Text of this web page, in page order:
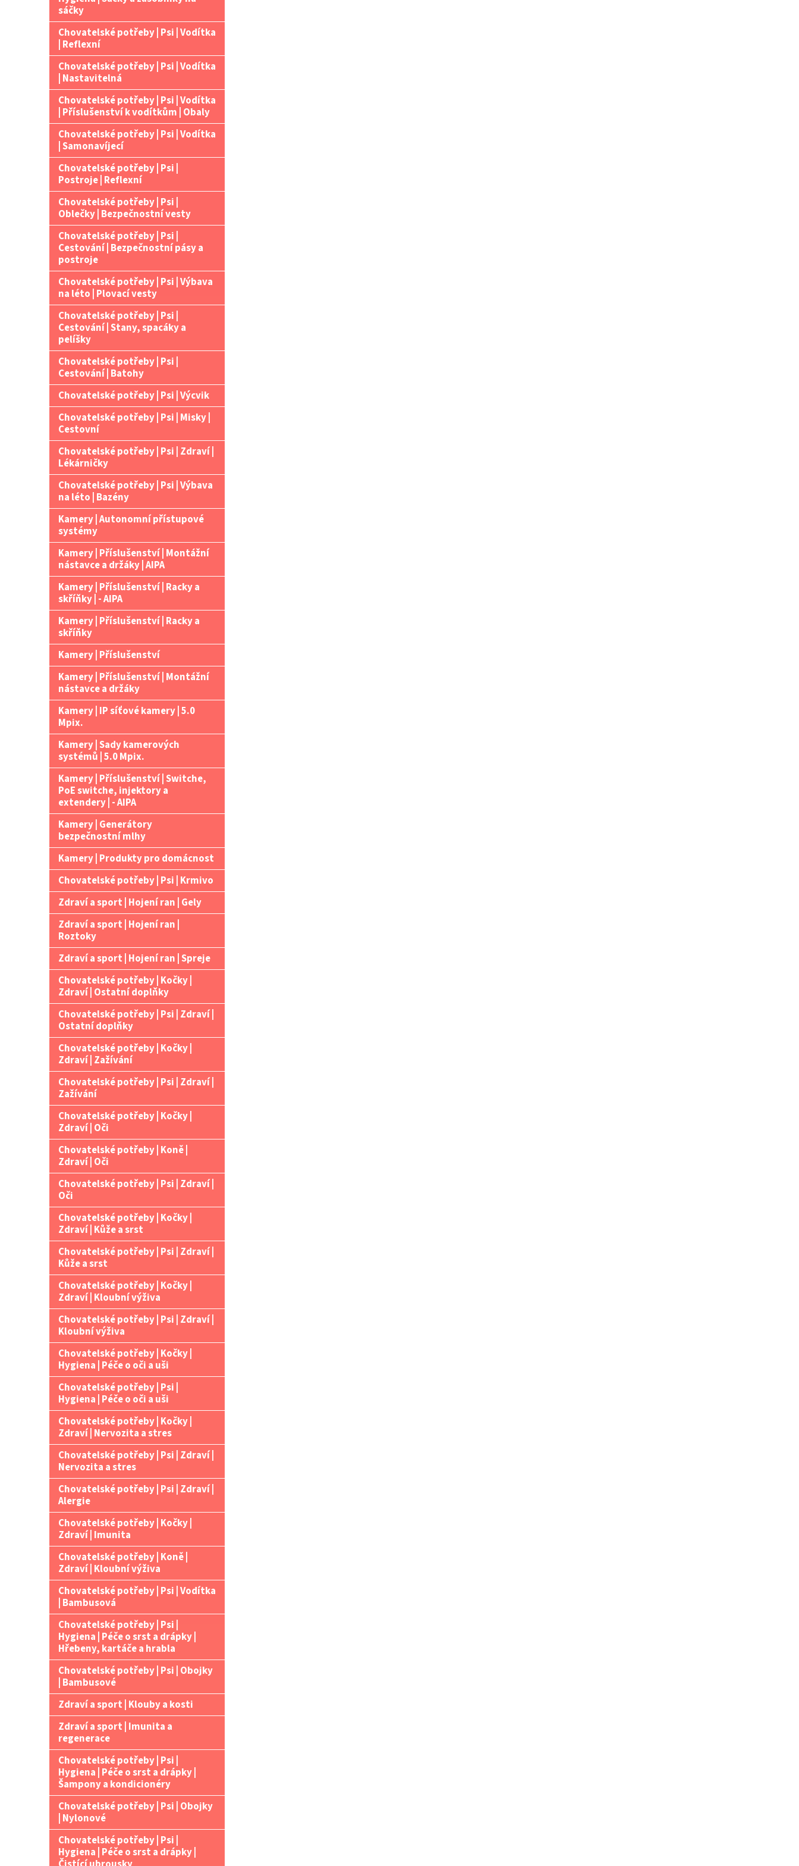
e
sáčky
Chovatelské potřeby | Psi | Vodítka
| Reflexní
Chovatelské potřeby | Psi | Vodítka
| Nastavitelná
Chovatelské potřeby | Psi | Vodítka
| Příslušenství k vodítkům | Obaly
Chovatelské potřeby | Psi | Vodítka
| Samonavíjecí
Chovatelské potřeby | Psi |
Postroje | Reflexní
Chovatelské potřeby | Psi |
Oblečky | Bezpečnostní vesty
Chovatelské potřeby | Psi |
Cestování | Bezpečnostní pásy a
postroje
Chovatelské potřeby | Psi | Výbava
na léto | Plovací vesty
Chovatelské potřeby | Psi |
Cestování | Stany, spacáky a
pelíšky
Chovatelské potřeby | Psi |
Cestování | Batohy
Chovatelské potřeby | Psi | Výcvik
Chovatelské potřeby | Psi | Misky |
Cestovní
Chovatelské potřeby | Psi | Zdraví |
Lékárničky
Chovatelské potřeby | Psi | Výbava
na léto | Bazény
Kamery | Autonomní přístupové
systémy
Kamery | Příslušenství | Montážní
nástavce a držáky | AIPA
Kamery | Příslušenství | Racky a
skříňky | - AIPA
Kamery | Příslušenství | Racky a
skříňky
Kamery | Příslušenství
Kamery | Příslušenství | Montážní
nástavce a držáky
Kamery | IP síťové kamery | 5.0
Mpix.
Kamery | Sady kamerových
systémů | 5.0 Mpix.
Kamery | Příslušenství | Switche,
PoE switche, injektory a
extendery | - AIPA
Kamery | Generátory
bezpečnostní mlhy
Kamery | Produkty pro domácnost
Chovatelské potřeby | Psi | Krmivo
Zdraví a sport | Hojení ran | Gely
Zdraví a sport | Hojení ran |
Roztoky
Zdraví a sport | Hojení ran | Spreje
Chovatelské potřeby | Kočky |
Zdraví | Ostatní doplňky
Chovatelské potřeby | Psi | Zdraví |
Ostatní doplňky
Chovatelské potřeby | Kočky |
Zdraví | Zažívání
Chovatelské potřeby | Psi | Zdraví |
Zažívání
Chovatelské potřeby | Kočky |
Zdraví | Oči
Chovatelské potřeby | Koně |
Zdraví | Oči
Chovatelské potřeby | Psi | Zdraví |
Oči
Chovatelské potřeby | Kočky |
Zdraví | Kůže a srst
Chovatelské potřeby | Psi | Zdraví |
Kůže a srst
Chovatelské potřeby | Kočky |
Zdraví | Kloubní výživa
Chovatelské potřeby | Psi | Zdraví |
Kloubní výživa
Chovatelské potřeby | Kočky |
Hygiena | Péče o oči a uši
Chovatelské potřeby | Psi |
Hygiena | Péče o oči a uši
Chovatelské potřeby | Kočky |
Zdraví | Nervozita a stres
Chovatelské potřeby | Psi | Zdraví |
Nervozita a stres
Chovatelské potřeby | Psi | Zdraví |
Alergie
Chovatelské potřeby | Kočky |
Zdraví | Imunita
Chovatelské potřeby | Koně |
Zdraví | Kloubní výživa
Chovatelské potřeby | Psi | Vodítka
| Bambusová
Chovatelské potřeby | Psi |
Hygiena | Péče o srst a drápky |
Hřebeny, kartáče a hrabla
Chovatelské potřeby | Psi | Obojky
| Bambusové
Zdraví a sport | Klouby a kosti
Zdraví a sport | Imunita a
regenerace
Chovatelské potřeby | Psi |
Hygiena | Péče o srst a drápky |
Šampony a kondicionéry
Chovatelské potřeby | Psi | Obojky
| Nylonové
Chovatelské potřeby | Psi |
Hygiena | Péče o srst a drápky |